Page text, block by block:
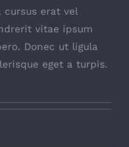
cursus erat vel
vitae ipsum
Donec ut ligula
eget a turpis.